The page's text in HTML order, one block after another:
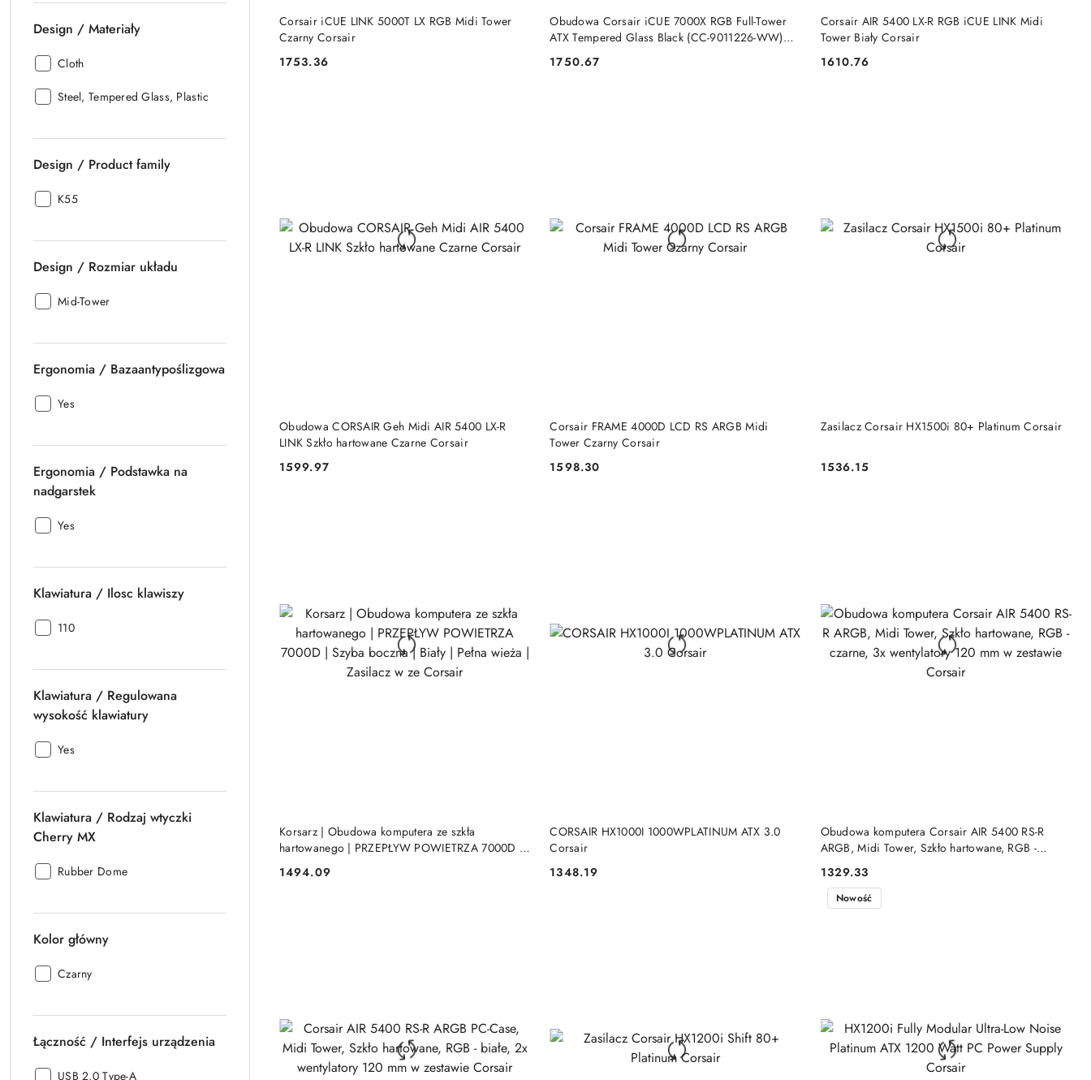
chłodziarki
Design / Materiały
Design
Materiały:
Cloth
Design
Steel, Tempered Glass, Plastic
Design / Product family
Design
K55
Design / Rozmiar układu
Design
Mid-Tower
Ergonomia / Bazaantypoślizgowa
Ergonomia
Yes
Ergonomia / Podstawka na
nadgarstek
Ergonomia
nadgarstek:
Yes
Klawiatura / Ilosc klawiszy
Klawiatura
110
Klawiatura / Regulowana
wysokość klawiatury
Klawiatura
klawiatury:
Yes
Klawiatura / Rodzaj wtyczki
Cherry MX
Klawiatura
Cherry
Rubber Dome
Kolor główny
Kolor
Czarny
Łączność / Interfejs urządzenia
Łączność
USB 2.0 Type-A
Corsair iCUE LINK 5000T LX RGB Midi Tower
Czarny Corsair
Cena:
1753.36
DO KOSZYKA
Obudowa Corsair iCUE 7000X RGB Full-Tower
ATX Tempered Glass Black (CC-9011226-WW)
Cena:
1750.67
DO KOSZYKA
Corsair AIR 5400 LX-R RGB iCUE LINK Midi
Tower Biały Corsair
Cena:
1610.76
DO KOSZYKA
Obudowa CORSAIR Geh Midi AIR 5400 LX-R
LINK Szkło hartowane Czarne Corsair
Cena:
1599.97
DO KOSZYKA
Corsair FRAME 4000D LCD RS ARGB Midi
Tower Czarny Corsair
Cena:
1598.30
DO KOSZYKA Zasilacz Corsair HX1500i 80+ Platinum Corsair
Cena:
1536.15
DO KOSZYKA
Korsarz | Obudowa komputera ze szkła
hartowanego | PRZEPŁYW POWIETRZA 7000D |
Corsair
Cena:
1494.09
CORSAIR HX1000I 1000WPLATINUM ATX 3.0
Corsair
Cena:
1348.19
DO KOSZYKA
Obudowa komputera Corsair AIR 5400 RS-R
ARGB, Midi Tower, Szkło hartowane, RGB -
Corsair
Cena:
1329.33
DO KOSZYKA
Nowość